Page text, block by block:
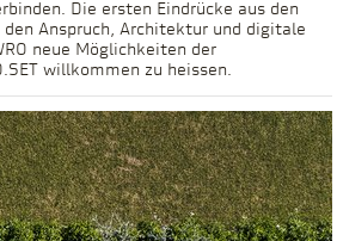
Die ersten Eindrücke aus den
Anspruch, Architektur und digitale
neue Möglichkeiten der
willkommen zu heissen.